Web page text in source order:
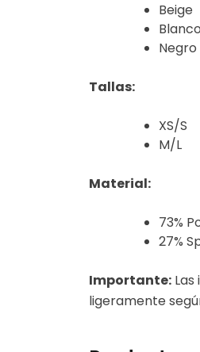
Beige
Negro
Tallas:
XS/S
M/L
Material:
73%
27%
Importante:
ligeramente